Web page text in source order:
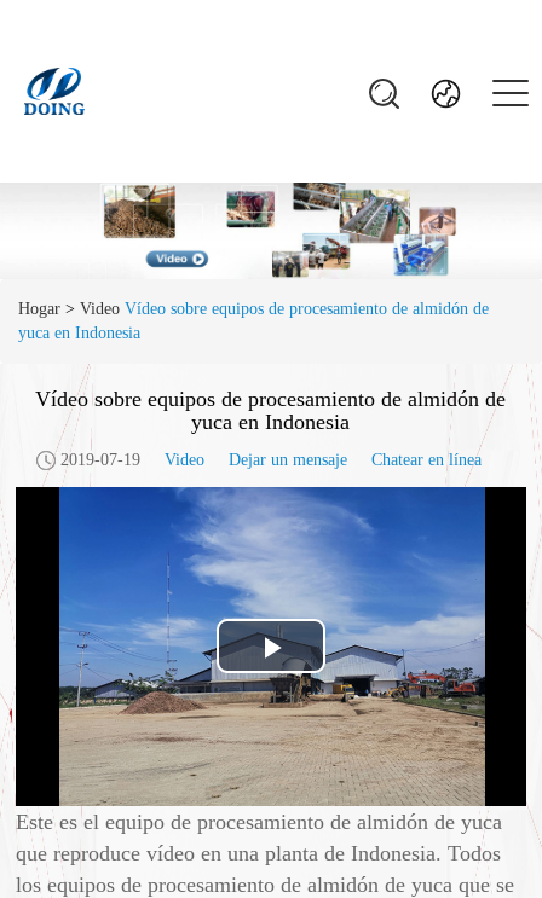
Hogar > Video Vídeo sobre equipos de procesamiento de almidón de
yuca en Indonesia
Vídeo sobre equipos de procesamiento de almidón de
yuca en Indonesia
2019-07-19 Video Dejar un mensaje Chatear en línea
Play
Video
Este es el equipo de procesamiento de almidón de yuca
que reproduce vídeo en una planta de Indonesia. Todos
los equipos de procesamiento de almidón de yuca que se